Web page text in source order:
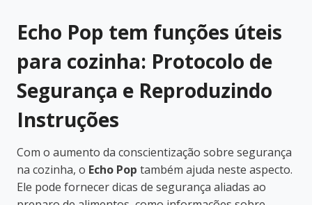
Echo Pop tem funções úteis
para cozinha: Protocolo de
Segurança e Reproduzindo
Instruções
Com o aumento da conscientização sobre segurança
na cozinha, o Echo Pop também ajuda neste aspecto.
Ele pode fornecer dicas de segurança aliadas ao